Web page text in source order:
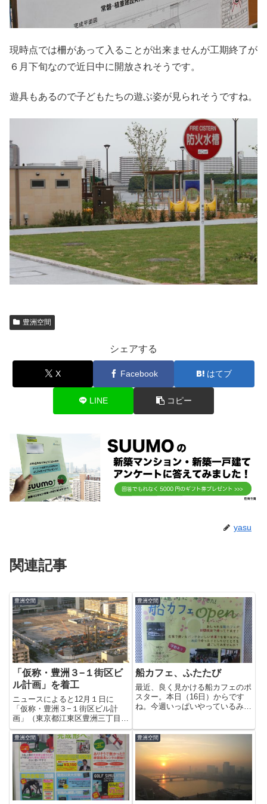
現時点では柵があって入ることが出来ませんが工期終了が
６月下旬なので近日中に開放されそうです。
遊具もあるので子どもたちの遊ぶ姿が見られそうですね。
豊洲空間
シェアする
X Facebook はてブ
LINE コピー
yasu
関連記事
豊洲空間
「仮称・豊洲３−１街区ビ
ル計画」を着工
ニュースによると12月１日に
「仮称・豊洲３−１街区ビル計
画」（東京都江東区豊洲三丁目１
番53）が着工されたそうです。
１階が店舗、２階から15階が事
務所のオフィスビルになるんだそ
うです（地上15階・地下２階建
て）。「豊洲」駅を結ぶ地下連絡
通路...
豊洲空間
船カフェ、ふたたび
最近、良く見かける船カフェのポ
スター。本日（16日）からです
ね。今週いっぱいやっているみた
（豊洲運河 船着き場）2012年4月
16日（月）〜22日（日）11:00〜
15:00
豊洲空間 豊洲空間